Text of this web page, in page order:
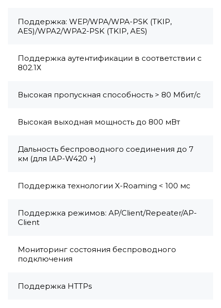
Поддержка: WEP/WPA/WPA-PSK (TKIP,
AES)/WPA2/WPA2-PSK (TKIP, AES)
Поддержка аутентификации в соответствии с
802.1Х
Высокая пропускная способность > 80 Мбит/с
Высокая выходная мощность до 800 мВт
Дальность беспроводного соединения до 7
км (для IAP-W420 +)
Поддержка технологии X-Roaming < 100 мс
Поддержка режимов: AP/Client/Repeater/AP-
Client
Мониторинг состояния беспроводного
подключения
Поддержка HTTPs